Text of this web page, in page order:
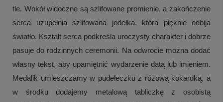
tle. Wokół widoczne są szlifowane promienie, a zakończenie
serca uzupełnia szlifowana jodełka, która pięknie odbija
światło. Kształt serca podkreśla uroczysty charakter i dobrze
pasuje do rodzinnych ceremonii. Na odwrocie można dodać
własny tekst, aby upamiętnić wydarzenie datą lub imieniem.
Medalik umieszczamy w pudełeczku z różową kokardką, a
w środku dodajemy metalową tabliczkę z osobistą